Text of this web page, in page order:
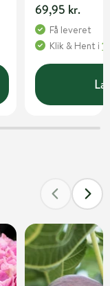
69,95 kr.
Få leveret
Klik & Hent i